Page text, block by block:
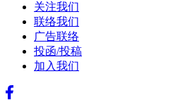
关注我们
联络我们
广告联络
投函/投稿
加入我们